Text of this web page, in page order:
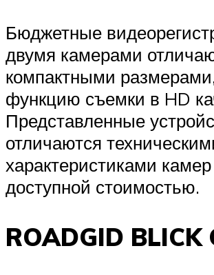
Бюджетные
двумя камерами
компактными
функцию съемки в HD
Представленные
отличаются
характеристиками
доступной стоимостью.
ROADGID BLICK